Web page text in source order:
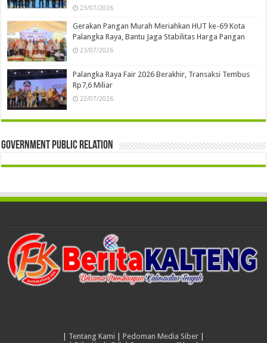
23/07/2026
Gerakan Pangan Murah Meriahkan HUT ke-69 Kota
Palangka Raya, Bantu Jaga Stabilitas Harga Pangan
23/07/2026
Palangka Raya Fair 2026 Berakhir, Transaksi Tembus
Rp7,6 Miliar
22/07/2026
Government Public Relation
| Tentang Kami | Pedoman Media Siber |